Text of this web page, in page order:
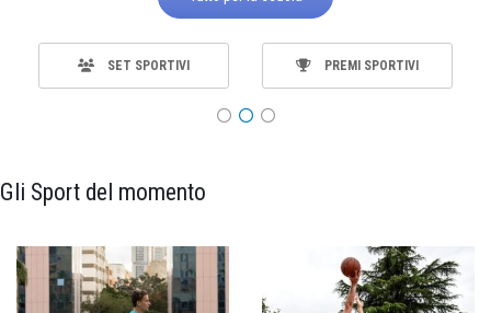
SET SPORTIVI PREMI SPORTIVI
Gli Sport del momento